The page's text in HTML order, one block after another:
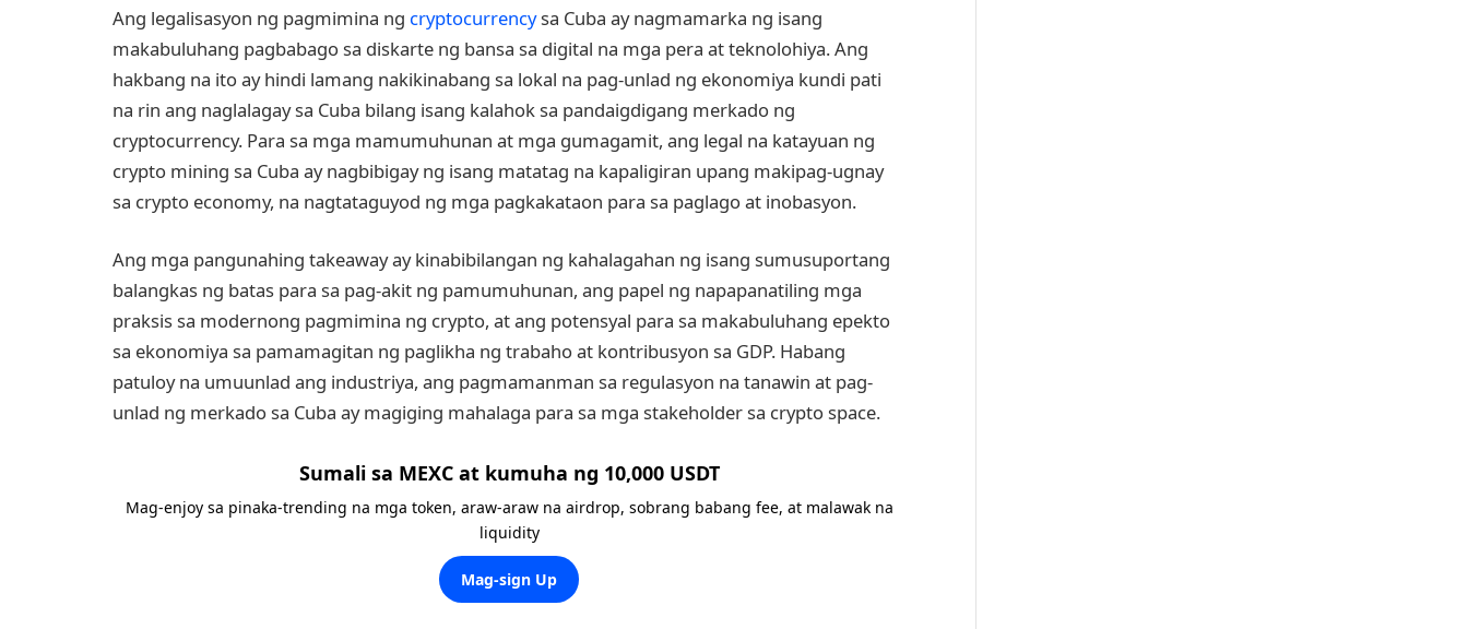
Ang legalisasyon ng pagmimina ng cryptocurrencysa Cuba ay nagmamarka ng isang
makabuluhang pagbabago sa diskarte ng bansa sa digital na mga pera at teknolohiya. Ang
hakbang na ito ay hindi lamang nakikinabang sa lokal na pag-unlad ng ekonomiya kundi pati
na rin ang naglalagay sa Cuba bilang isang kalahok sa pandaigdigang merkado ng
cryptocurrency. Para sa mga mamumuhunan at mga gumagamit, ang legal na katayuan ng
crypto mining sa Cuba ay nagbibigay ng isang matatag na kapaligiran upang makipag-ugnay
sa crypto economy, na nagtataguyod ng mga pagkakataon para sa paglago at inobasyon.
Ang mga pangunahing takeaway ay kinabibilangan ng kahalagahan ng isang sumusuportang
balangkas ng batas para sa pag-akit ng pamumuhunan, ang papel ng napapanatiling mga
praksis sa modernong pagmimina ng crypto, at ang potensyal para sa makabuluhang epekto
sa ekonomiya sa pamamagitan ng paglikha ng trabaho at kontribusyon sa GDP. Habang
patuloy na umuunlad ang industriya, ang pagmamanman sa regulasyon na tanawin at pag-
unlad ng merkado sa Cuba ay magiging mahalaga para sa mga stakeholder sa crypto space.
Sumali sa MEXC at kumuha ng 10,000 USDT
Mag-enjoy sa pinaka-trending na mga token, araw-araw na airdrop, sobrang babang fee, at malawak na
liquidity
Mag-sign Up